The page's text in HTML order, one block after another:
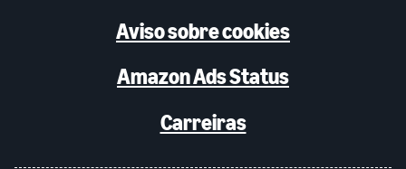
Aviso sobre cookies
Amazon Ads Status
Carreiras